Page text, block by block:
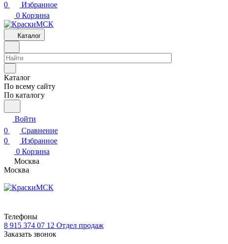
0
Избранное
0 Корзина
Каталог
Каталог
По всему сайту
По каталогу
Войти
0
Сравнение
0
Избранное
0 Корзина
Москва
Москва
Телефоны
8 915 374 07 12 Отдел продаж
Заказать звонок